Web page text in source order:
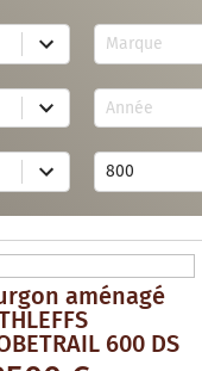
Marque
7
r
t
a
i
a
b
e
Année
1
r
e
t
s
a
v
a
a
aménagé
600 DS